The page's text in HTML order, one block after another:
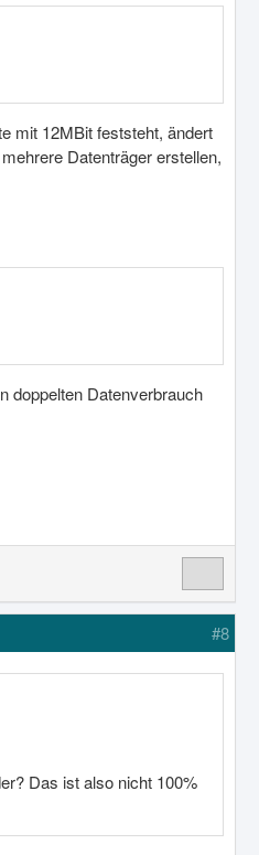
mit 12MBit feststeht, ändert
Datenträger erstellen,
doppelten Datenverbrauch
#8
Das ist also nicht 100%